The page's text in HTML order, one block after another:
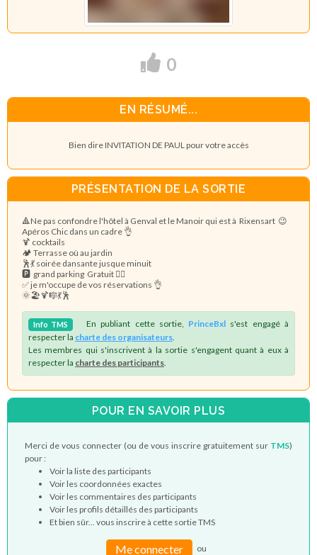
0
EN RÉSUMÉ...
Bien dire INVITATION DE PAUL pour votre accès
PRÉSENTATION DE LA SORTIE
🔺️Ne pas confondre l'hôtel à Genval et le Manoir qui est à Rixensart 😉
Apéros Chic dans un cadre 👌
🍹 cocktails
🏕 Terrasse où au jardin
🕺💃 soirée dansante jusque minuit
🅿️ grand parking Gratuit 🤸‍♀️
✅ je m'occupe de vos réservations 👌
🌞🏖🍹🎼💃🕺
Info TMS En publiant cette sortie, PrinceBxl s'est engagé à
respecter la charte des organisateurs
Les membres qui s'inscrivent à la sortie s'engagent quant à eux à
respecter la charte des participants
POUR EN SAVOIR PLUS
Merci de vous connecter (ou de vous inscrire gratuitement sur TMS)
pour :
Voir la liste des participants
Voir les coordonnées exactes
Voir les commentaires des participants
Voir les profils détaillés des participants
Et bien sûr... vous inscrire à cette sortie TMS
Me connecter ou